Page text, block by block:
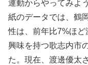
運動からやってみよ
紙のデータでは、鶴
性は、前年比7%ほ
興味を持つ歌志内市
た。現在、渡邊優太